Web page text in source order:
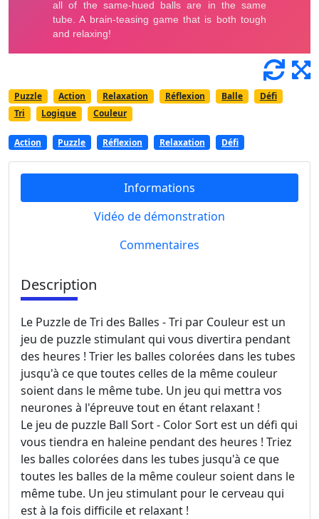
Puzzle Action Relaxation Réflexion Balle
Défi
Tri
Logique Couleur
Action Puzzle Réflexion Relaxation Défi
Informations
Vidéo de démonstration
Commentaires
Description
Le Puzzle de Tri des Balles - Tri par Couleur est un
jeu de puzzle stimulant qui vous divertira pendant
des heures ! Trier les balles colorées dans les tubes
jusqu'à ce que toutes celles de la même couleur
soient dans le même tube. Un jeu qui mettra vos
neurones à l'épreuve tout en étant relaxant !
Le jeu de puzzle Ball Sort - Color Sort est un défi qui
vous tiendra en haleine pendant des heures ! Triez
les balles colorées dans les tubes jusqu'à ce que
toutes les balles de la même couleur soient dans le
même tube. Un jeu stimulant pour le cerveau qui
est à la fois difficile et relaxant !